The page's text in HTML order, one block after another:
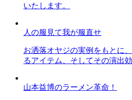
いたします。
人の服見て我が服直せ
お洒落オヤジの実例をもとに
るアイテム、そしてその演出
山本益博のラーメン革命！